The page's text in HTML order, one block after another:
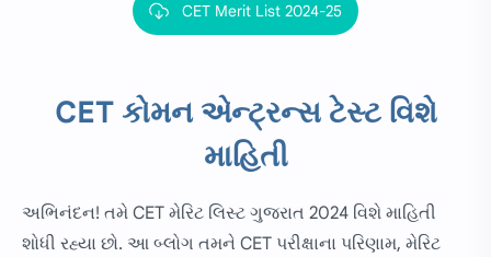
CET Merit List 2024-25
CET કોમન એન્ટ્રન્સ ટેસ્ટ વિશે
માહિતી
અભિનંદન! તમે CET મેરિટ લિસ્ટ ગુજરાત 2024 વિશે માહિતી
શોધી રહ્યા છો. આ બ્લોગ તમને CET પરીક્ષાના પરિણામ, મેરિટ